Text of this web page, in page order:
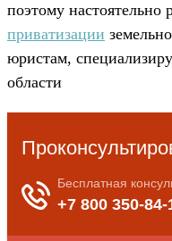
поэтому настоятельно
приватизации
юристам,
области